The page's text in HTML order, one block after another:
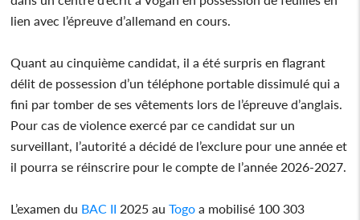
lien avec l’épreuve d’allemand en cours.
Quant au cinquième candidat, il a été surpris en flagrant
délit de possession d’un téléphone portable dissimulé qui a
fini par tomber de ses vêtements lors de l’épreuve d’anglais.
Pour cas de violence exercé par ce candidat sur un
surveillant, l’autorité a décidé de l’exclure pour une année et
il pourra se réinscrire pour le compte de l’année 2026-2027.
L’examen du BAC II 2025 auTogo a mobilisé 100 303